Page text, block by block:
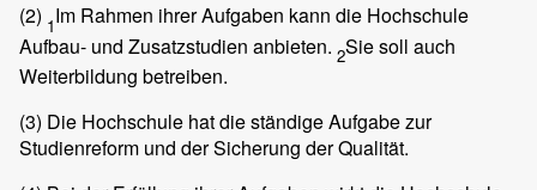
(2) 1Im Rahmen ihrer Aufgaben kann die Hochschule
Aufbau- und Zusatzstudien anbieten. 2Sie soll auch
Weiterbildung betreiben.
(3) Die Hochschule hat die ständige Aufgabe zur
Studienreform und der Sicherung der Qualität.